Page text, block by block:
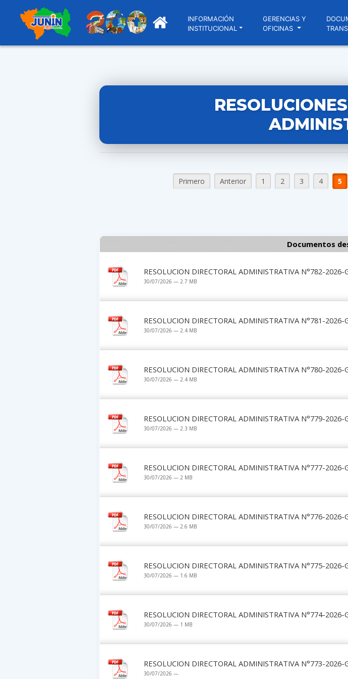
INFORMACIÓN
INSTITUCIONAL
GERENCIAS Y
OFICINAS
Primero Anterior 1 2 3 4 5
Documentos
RESOLUCION DIRECTORAL ADMINISTRATIVA N°782-2026-
30/07/2026 — 2.7 MB
RESOLUCION DIRECTORAL ADMINISTRATIVA N°781-2026-
30/07/2026 — 2.4 MB
RESOLUCION DIRECTORAL ADMINISTRATIVA N°780-2026-
30/07/2026 — 2.4 MB
RESOLUCION DIRECTORAL ADMINISTRATIVA N°779-2026-
30/07/2026 — 2.3 MB
RESOLUCION DIRECTORAL ADMINISTRATIVA N°777-2026-
30/07/2026 — 2 MB
RESOLUCION DIRECTORAL ADMINISTRATIVA N°776-2026-
30/07/2026 — 2.6 MB
RESOLUCION DIRECTORAL ADMINISTRATIVA N°775-2026-
30/07/2026 — 1.6 MB
RESOLUCION DIRECTORAL ADMINISTRATIVA N°774-2026-
30/07/2026 — 1 MB
RESOLUCION DIRECTORAL ADMINISTRATIVA N°773-2026-
30/07/2026 —